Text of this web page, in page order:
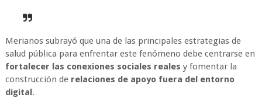
Merianos subrayó que una de las principales estrategias de
salud pública para enfrentar este fenómeno debe centrarse en
fortalecer las conexiones sociales reales y fomentar la
construcción de relaciones de apoyo fuera del entorno
digital.